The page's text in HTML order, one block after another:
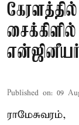
என்ஜினீயர்
Published on: 09
ராமேசுவரம்,